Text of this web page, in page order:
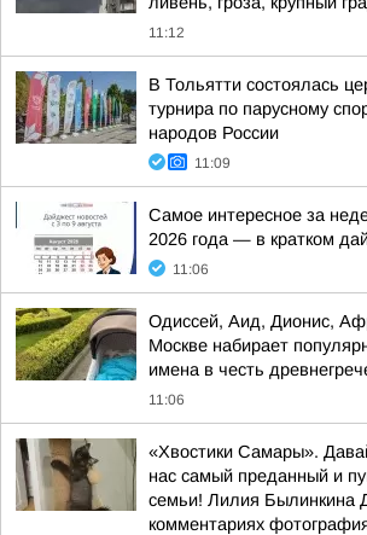
11:12
В Тольятти состоялась
турнира по парусному
народов России
11:09
Самое интересное за
2026 года — в кратком
11:06
Одиссей, Аид, Дионис,
Москве набирает
имена в честь
11:06
«Хвостики Самары».
нас самый преданный и
семьи! Лилия Былинкина
комментариях